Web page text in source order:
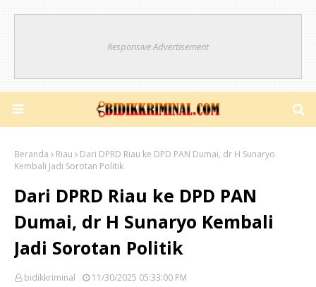
Responsive Advertisement
Beranda Riau
Dari DPRD Riau ke DPD PAN Dumai, dr H Sunaryo
Kembali Jadi Sorotan Politik
Dari DPRD Riau ke DPD PAN
Dumai, dr H Sunaryo Kembali
Jadi Sorotan Politik
bidikkriminal 11/30/2025 05:33:00 PM